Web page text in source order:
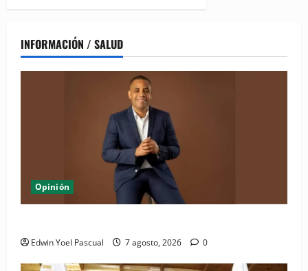
INFORMACIÓN / SALUD
Opinión
Edwin Yoel Pascual 7 agosto, 2026 0